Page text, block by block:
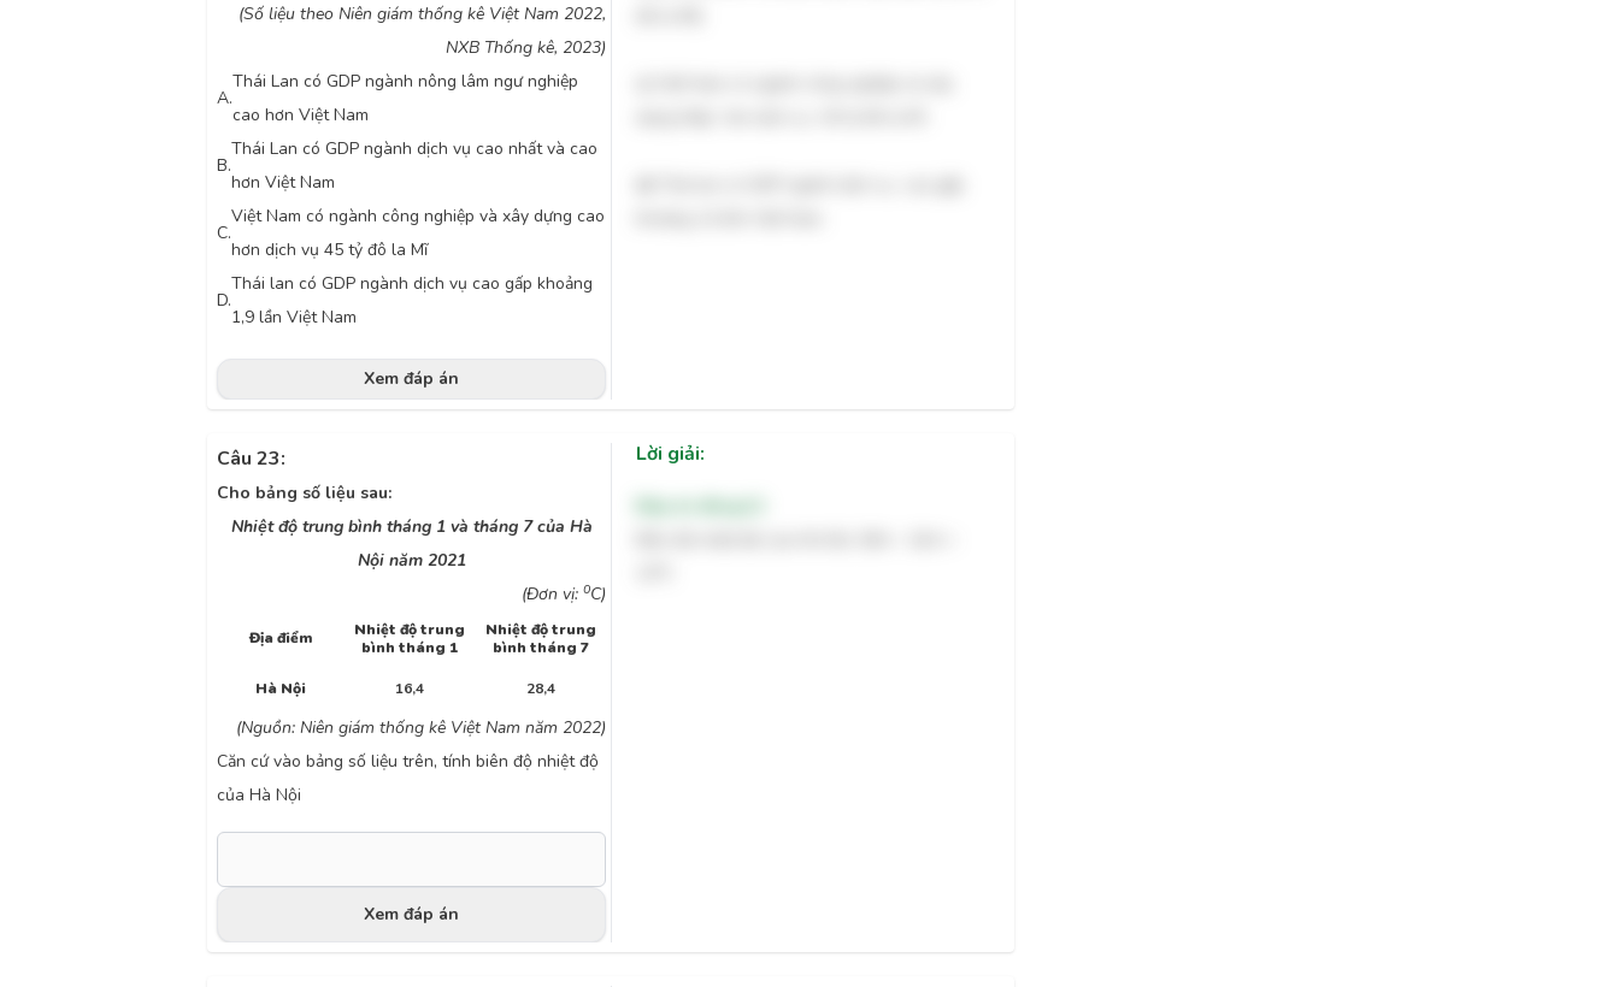
(Số liệu theo Niên giám thống kê Việt Nam 2022,
NXB Thống kê, 2023)
A.
Thái Lan có GDP ngành nông lâm ngư nghiệp
cao hơn Việt Nam
B.
Thái Lan có GDP ngành dịch vụ cao nhất và cao
hơn Việt Nam
C.
Việt Nam có ngành công nghiệp và xây dựng cao
hơn dịch vụ 45 tỷ đô la Mĩ
D.
Thái lan có GDP ngành dịch vụ cao gấp khoảng
1,9 lần Việt Nam
Xem đáp án
Câu 23:
Cho bảng số liệu sau:
Nhiệt độ trung bình tháng 1 và tháng 7 của Hà
Nội năm 2021
(Đơn vị: 0C)
Địa điểm
Nhiệt độ trung
bình tháng 1
Nhiệt độ trung
bình tháng 7
Hà Nội 16,4 28,4
(Nguồn: Niên giám thống kê Việt Nam năm 2022)
Căn cứ vào bảng số liệu trên, tính biên độ nhiệt độ
của Hà Nội
Xem đáp án
Lời giải: